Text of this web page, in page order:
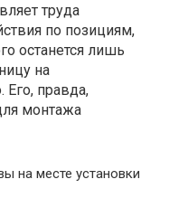
труда
по позициям,
останется лишь
на
Его, правда,
монтажа
на месте установки